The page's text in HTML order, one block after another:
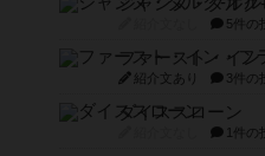
5件の
紹介文あり 3件の
ダイススローン
1件の